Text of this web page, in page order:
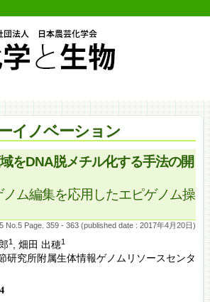
イノベーション
をDNA脱メチル化する手法の開
ノム編集を応用したエピゲノム操
No.5 Page. 359 - 363 (published date : 2017年4月20日)
1, 畑田 出穂1
研究所附属生体情報ゲノムリソースセンタ